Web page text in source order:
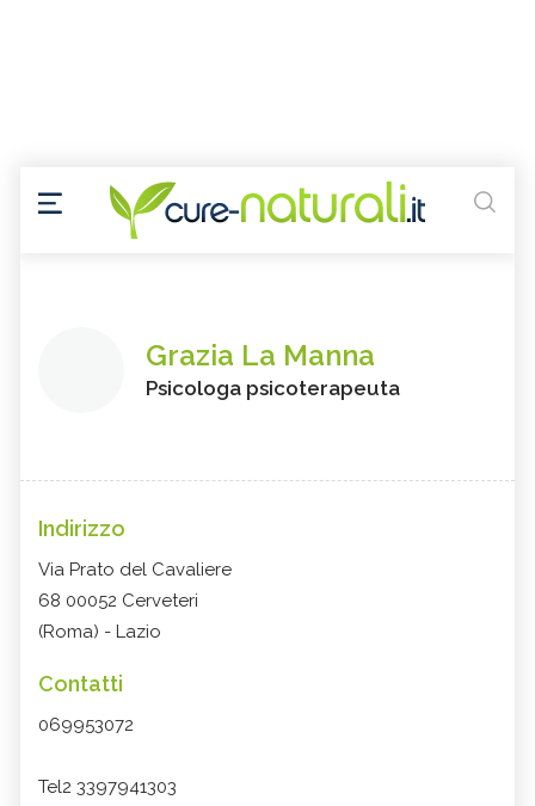
Grazia La Manna
Psicologa psicoterapeuta
Indirizzo
Via Prato del Cavaliere
68 00052 Cerveteri
(Roma) - Lazio
Contatti
069953072
Tel2 3397941303